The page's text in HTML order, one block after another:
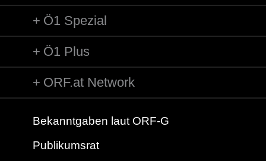
Ö1 Spezial
Ö1 Plus
ORF.at Network
Bekanntgaben laut ORF-G
Publikumsrat